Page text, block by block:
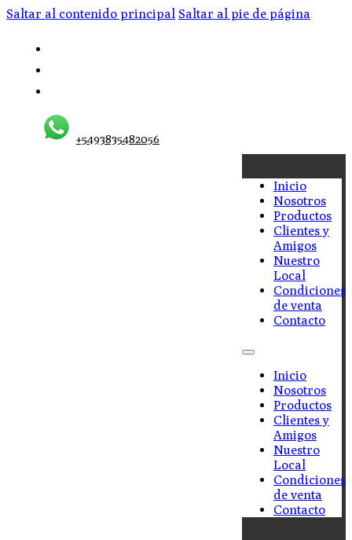
Saltar al contenido principal Saltar al pie de página
+5493835482056
Inicio
Nosotros
Productos
Clientes y
Amigos
Nuestro
Local
Condiciones
de venta
Contacto
Inicio
Nosotros
Productos
Clientes y
Amigos
Nuestro
Local
Condiciones
de venta
Contacto